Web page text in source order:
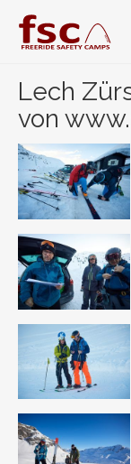
Hauptinhalt
springen
Lech
von